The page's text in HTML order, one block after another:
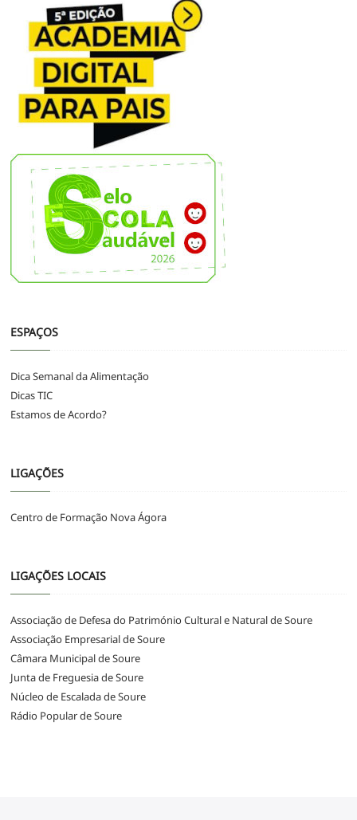
ESPAÇOS
Dica Semanal da Alimentação
Dicas TIC
Estamos de Acordo?
LIGAÇÕES
Centro de Formação Nova Ágora
LIGAÇÕES LOCAIS
Associação de Defesa do Património Cultural e Natural de Soure
Associação Empresarial de Soure
Câmara Municipal de Soure
Junta de Freguesia de Soure
Núcleo de Escalada de Soure
Rádio Popular de Soure